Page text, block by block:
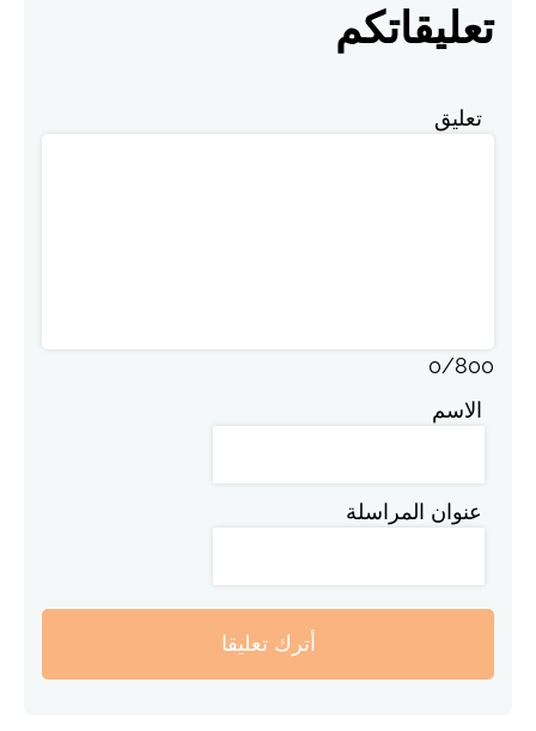
تعليقاتكم
تعليق
0/800
الاسم
عنوان المراسلة
أترك تعليقا